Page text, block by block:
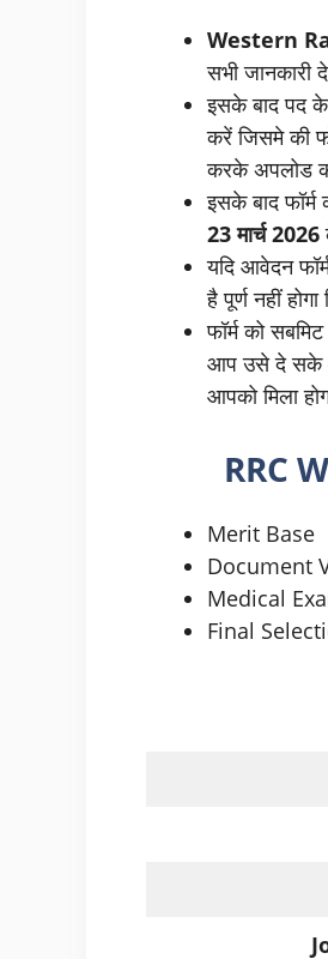
Western
सभी जानकारी
इसके बाद पद
करें जिसमे की
करके अपलोड
इसके बाद
23 मार्च 2026
यदि आवेदन
है पूर्ण नहीं
फॉर्म को
आप उसे दे सके
आपको मिला
RRC
Merit Base
Document
Medical
Final